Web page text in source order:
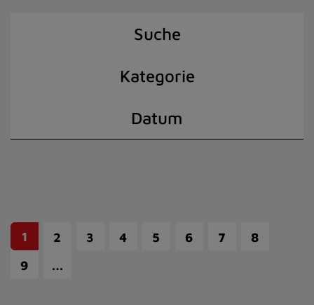
Suche
Kategorie
Datum
1 2 3 4 5 6 7
8
9
…